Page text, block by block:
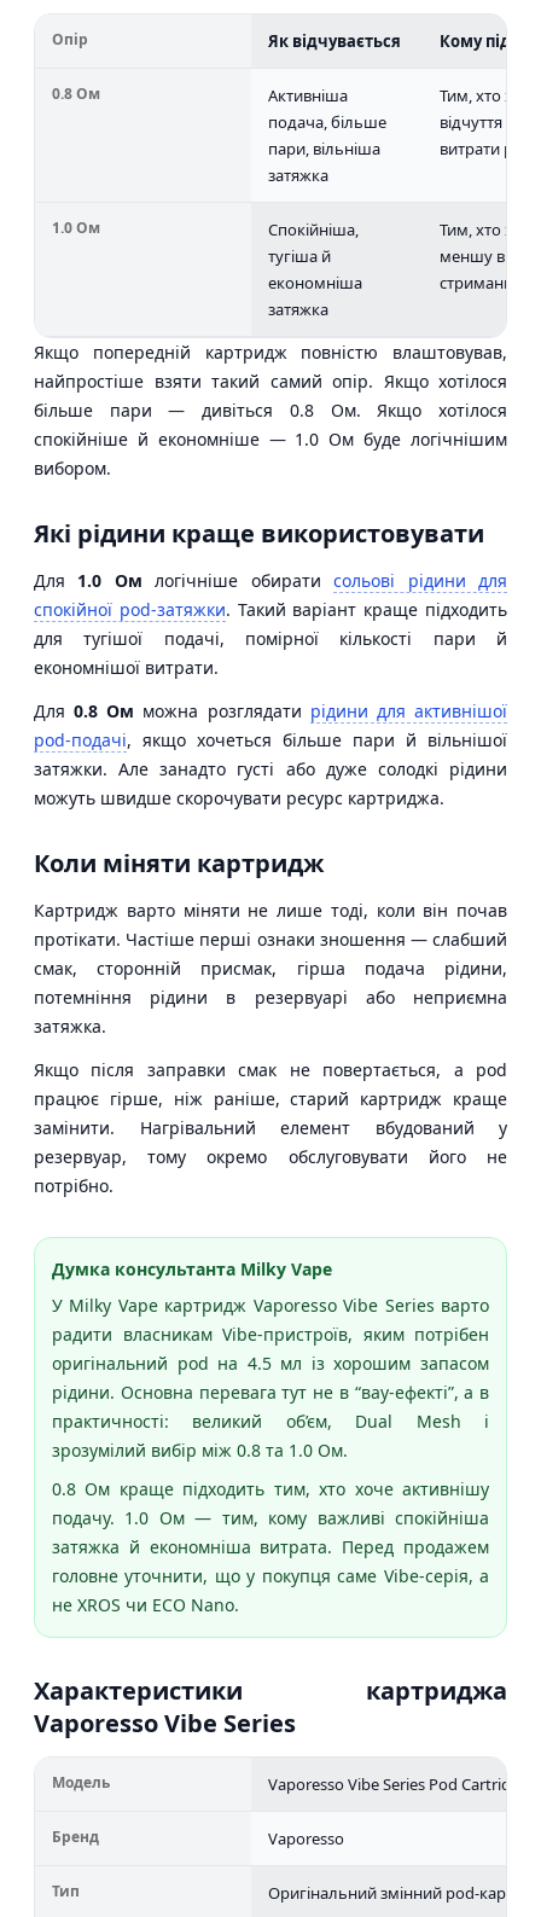
Опір Як відчувається Кому
0.8 Ом
Активніша
подача, більше
пари, вільніша
затяжка
Тим, хто
відчуття
витрати
1.0 Ом
Спокійніша,
тугіша й
економніша
затяжка
Тим, хто
меншу
стриманий
Якщо попередній картридж повністю влаштовував,
найпростіше взяти такий самий опір. Якщо хотілося
більше пари — дивіться 0.8 Ом. Якщо хотілося
спокійніше й економніше — 1.0 Ом буде логічнішим
вибором.
Які рідини краще використовувати
Для 1.0 Ом логічніше обиратисольові рідини для
спокійної pod-затяжки. Такий варіант краще підходить
для тугішої подачі, помірної кількості пари й
економнішої витрати.
Для0.8 Ом можна розглядати рідини для активнішої
pod-подачі, якщо хочеться більше пари й вільнішої
затяжки. Але занадто густі або дуже солодкі рідини
можуть швидше скорочувати ресурс картриджа.
Коли міняти картридж
Картридж варто міняти не лише тоді, коли він почав
протікати. Частіше перші ознаки зношення — слабший
смак, сторонній присмак, гірша подача рідини,
потемніння рідини в резервуарі або неприємна
затяжка.
Якщо після заправки смак не повертається, а pod
працює гірше, ніж раніше, старий картридж краще
замінити. Нагрівальний елемент вбудований у
резервуар, тому окремо обслуговувати його не
потрібно.
Думка консультанта Milky Vape
У Milky Vape картридж Vaporesso Vibe Series варто
радити власникам Vibe-пристроїв, яким потрібен
оригінальний pod на 4.5 мл із хорошим запасом
рідини. Основна перевага тут не в “вау-ефекті”, а в
практичності: великий об’єм, Dual Mesh і
зрозумілий вибір між 0.8 та 1.0 Ом.
0.8 Ом краще підходить тим, хто хоче активнішу
подачу. 1.0 Ом — тим, кому важливі спокійніша
затяжка й економніша витрата. Перед продажем
головне уточнити, що у покупця саме Vibe-серія, а
не XROS чи ECO Nano.
Характеристики картриджа
Vaporesso Vibe Series
Модель Vaporesso Vibe Series Pod Cartridge
Бренд Vaporesso
Тип Оригінальний змінний pod-